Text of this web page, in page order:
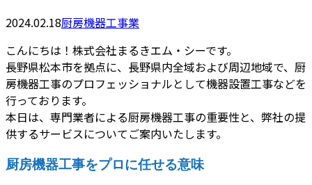
2024.02.18厨房機器工事業
こんにちは！株式会社まるきエム・シーです。
長野県松本市を拠点に、長野県内全域および周辺地域で、厨
房機器工事のプロフェッショナルとして機器設置工事などを
行っております。
本日は、専門業者による厨房機器工事の重要性と、弊社の提
供するサービスについてご案内いたします。
厨房機器工事をプロに任せる意味